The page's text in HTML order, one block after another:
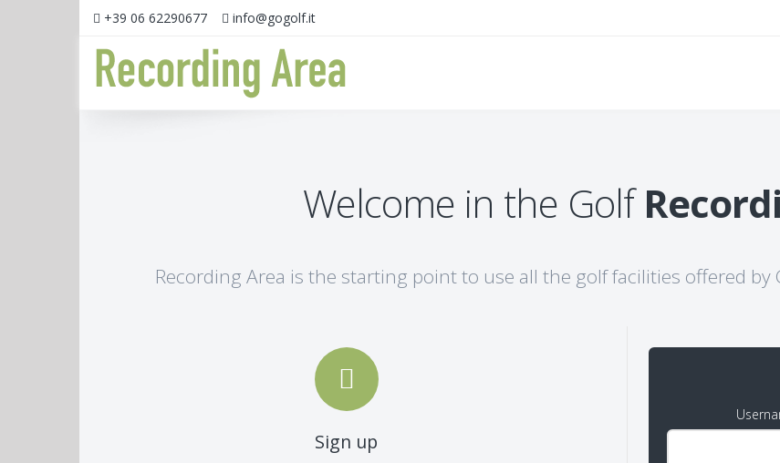
+39 06 62290677‬ info@gogolf.it
Welcome in the Golf
Recording Area is the starting point to use all the golf facilities offered
Sign up